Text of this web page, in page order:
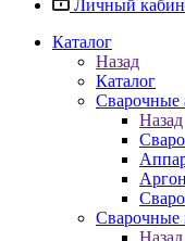
Личный
Каталог
Назад
Каталог
Сварочные
Назад
Сварочные
Назад